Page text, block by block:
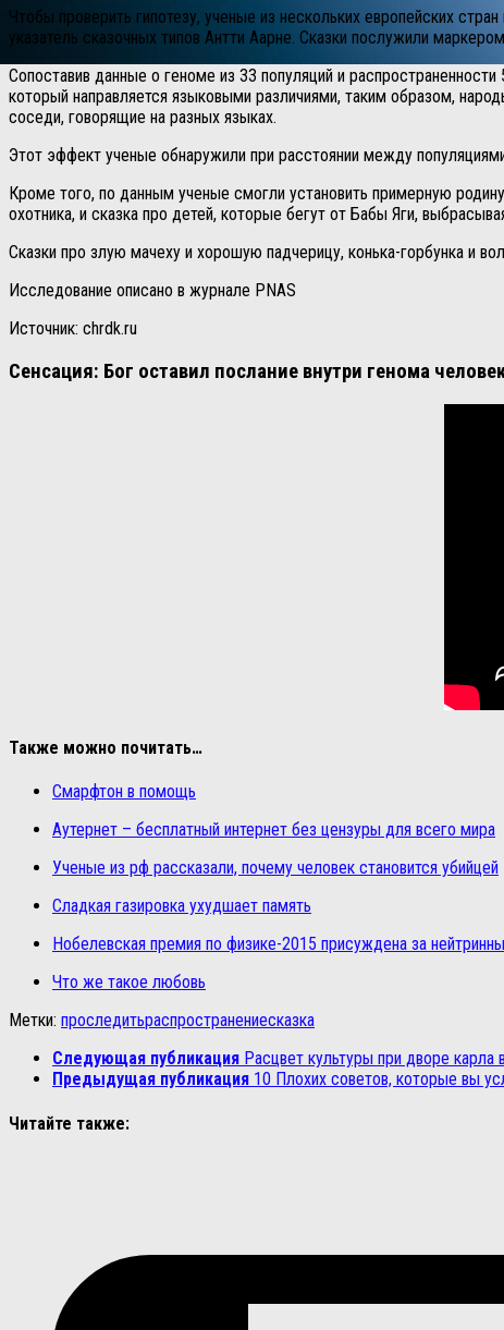
Чтобы проверить гипотезу, ученые из нескольких европейских
указатель сказочных типов Антти Аарне. Сказки послужили
Сопоставив данные о геноме из 33 популяций и
который направляется языковыми различиями, таким образом,
соседи, говорящие на разных языках.
Этот эффект ученые обнаружили при расстоянии между
Кроме того, по данным ученые смогли установить примерную
охотника, и сказка про детей, которые бегут от Бабы Яги,
Сказки про злую мачеху и хорошую падчерицу, конька-горбунка и
Исследование описано в журнале PNAS
Источник: chrdk.ru
Сенсация: Бог оставил послание внутри генома
Также можно почитать…
Смарфтон в помощь
Аутернет – бесплатный интернет без цензуры для всего мира
Ученые из рф рассказали, почему человек становится убийцей
Сладкая газировка ухудшает память
Нобелевская премия по физике-2015 присуждена за
Что же такое любовь
Метки: проследитьраспространениесказка
Следующая публикация Расцвет культуры при дворе карла
Предыдущая публикация 10 Плохих советов, которые вы
Читайте также: